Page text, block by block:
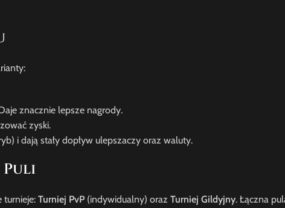
znacznie lepsze nagrody.
zyski.
i dają stały dopływ ulepszaczy oraz waluty.
Puli
turnieje: Turniej PvP (indywidualny) oraz Turniej Gildyjny. Łączna